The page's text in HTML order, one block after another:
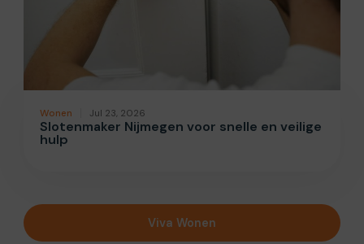
Wonen Jul 23, 2026
Slotenmaker Nijmegen voor snelle en veilige
hulp
Viva Wonen